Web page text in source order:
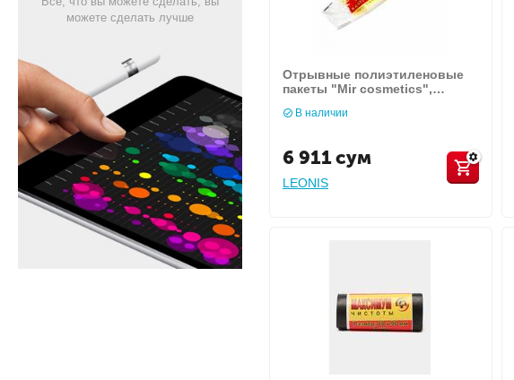
Отрывные полиэтиленовые
пакеты "Mir cosmetics",
В наличии
6 911сум
LEONIS
можете сделать лучше